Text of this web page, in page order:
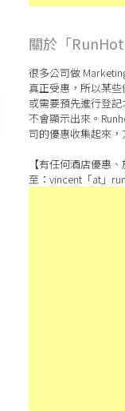
關於「
很多公司做
真正受惠，所以某些
或需要預先進行登
不會顯示出來。
司的優惠收集起來，
【有任何酒店優惠
至：vincent「at」